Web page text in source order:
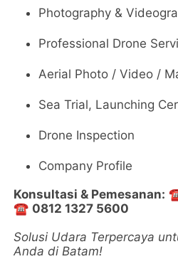
Photography &
Professional Drone
Aerial Photo / Video /
Sea Trial, Launching
Drone Inspection
Company Profile
Konsultasi & Pemesanan:
☎️ 0812 1327 5600
Solusi Udara Terpercaya
Anda di Batam!